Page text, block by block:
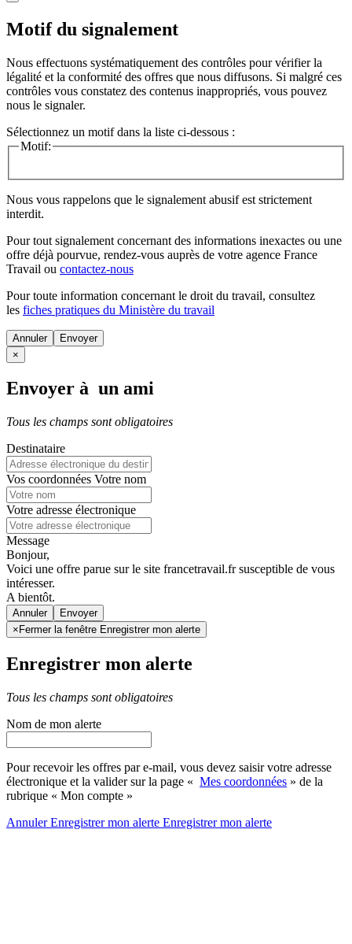
Motif du signalement
Nous effectuons systématiquement des contrôles pour vérifier la
légalité et la conformité des offres que nous diffusons. Si malgré ces
contrôles vous constatez des contenus inappropriés, vous pouvez
nous le signaler.
Sélectionnez un motif dans la liste ci-dessous :
Motif:
Nous vous rappelons que le signalement abusif est strictement
interdit.
Pour tout signalement concernant des informations inexactes ou une
offre déjà pourvue, rendez-vous auprès de votre agence France
Travail ou contactez-nous
Pour toute information concernant le droit du travail, consultez
les fiches pratiques du Ministère du travail
Annuler
×
Envoyer à un ami
Tous les champs sont obligatoires
Destinataire
Vos coordonnées Votre nom
Votre adresse électronique
Message
Bonjour,
Voici une offre parue sur le site francetravail.fr susceptible de vous
intéresser.
A bientôt.
Annuler
× Fermer la fenêtre Enregistrer mon alerte
Enregistrer mon alerte
Tous les champs sont obligatoires
Nom de mon alerte
Pour recevoir les offres par e-mail, vous devez saisir votre adresse
électronique et la valider sur la page « Mes coordonnées » de la
rubrique « Mon compte »
AnnulerEnregistrer mon alerte Enregistrermon alerte